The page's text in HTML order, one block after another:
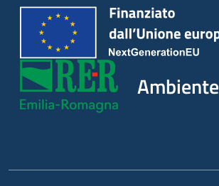
Ambiente